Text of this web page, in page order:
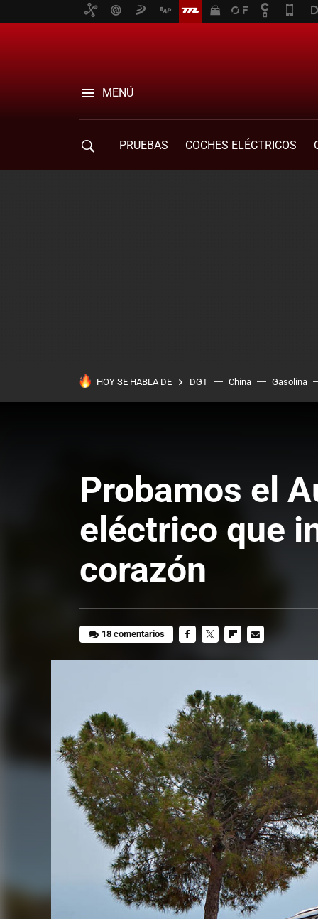
MENÚ
PRUEBAS COCHES ELÉCTRICOS
HOY SE HABLA DE DGT China Gasolina
Probamos el
eléctrico que
corazón
18 comentarios